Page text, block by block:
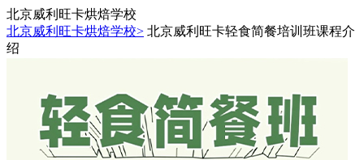
北京威利旺卡烘焙学校
北京威利旺卡烘焙学校> 北京威利旺卡轻食简餐培训班课程介
绍